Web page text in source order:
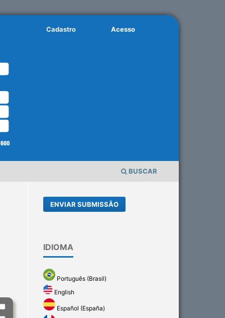
BUSCAR
Cadastro Acesso
ENVIAR SUBMISSÃO
IDIOMA
Português (Brasil)
English
Español (España)